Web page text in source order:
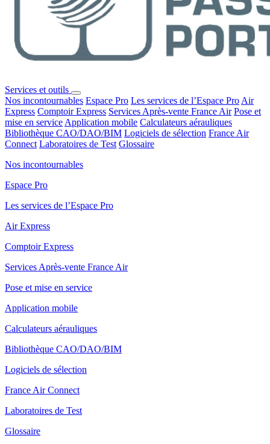
Services et outils
Nos incontournables Espace Pro Les services de l’Espace Pro Air
Express Comptoir Express Services Après-vente France Air Pose et
mise en service Application mobile Calculateurs aérauliques
Bibliothèque CAO/DAO/BIM Logiciels de sélection France Air
Connect Laboratoires de Test Glossaire
Nos incontournables
Espace Pro
Les services de l’Espace Pro
Air Express
Comptoir Express
Services Après-vente France Air
Pose et mise en service
Application mobile
Calculateurs aérauliques
Bibliothèque CAO/DAO/BIM
Logiciels de sélection
France Air Connect
Laboratoires de Test
Glossaire